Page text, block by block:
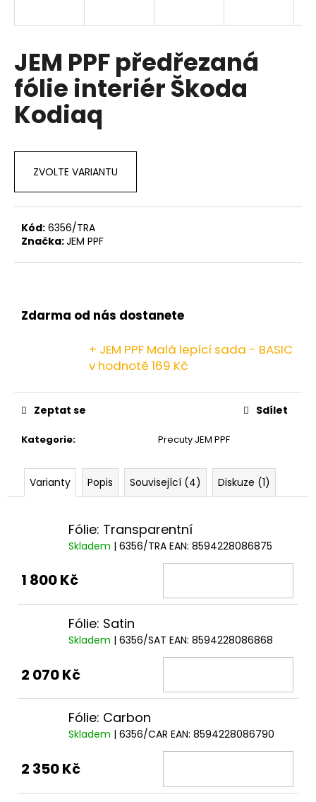
JEM PPF předřezaná
fólie interiér Škoda
Kodiaq
ZVOLTE VARIANTU
Kód: 6356/TRA
Značka:JEM PPF
Zdarma od nás dostanete
+ JEM PPF Malá lepící sada - BASIC
v hodnotě 169 Kč
Kategorie: Precuty JEM PPF
Zeptat se Sdílet
Varianty Popis Související (4) Diskuze (1)
Fólie: Transparentní
Skladem | 6356/TRA EAN: 8594228086875
1 800 Kč
Fólie: Satin
Skladem | 6356/SAT EAN: 8594228086868
2 070 Kč
Fólie: Carbon
Skladem | 6356/CAR EAN: 8594228086790
2 350 Kč
t
?
D
o
č
e